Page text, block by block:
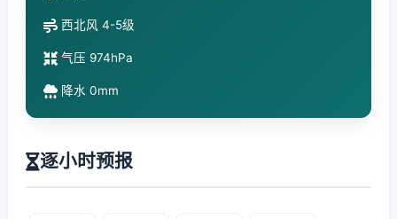
西北风 4-5级
气压 974hPa
降水 0mm
逐小时预报